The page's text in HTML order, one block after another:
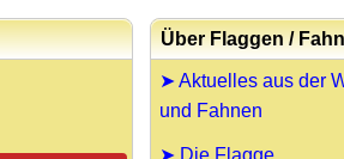
Über Flaggen /
➤ Aktuelles aus der
und Fahnen
➤ Die Flagge